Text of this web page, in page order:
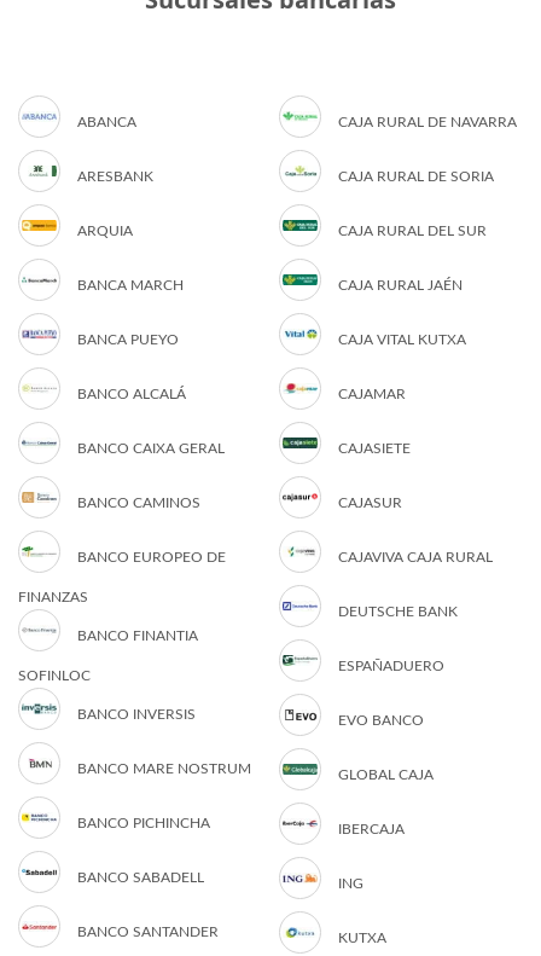
ABANCA
ARESBANK
ARQUIA
BANCA MARCH
BANCA PUEYO
BANCO ALCALÁ
BANCO CAIXA GERAL
BANCO CAMINOS
BANCO EUROPEO DE
FINANZAS
BANCO FINANTIA
SOFINLOC
BANCO INVERSIS
BANCO MARE NOSTRUM
BANCO PICHINCHA
BANCO SABADELL
BANCO SANTANDER
CAJA RURAL DE NAVARRA
CAJA RURAL DE SORIA
CAJA RURAL DEL SUR
CAJA RURAL JAÉN
CAJA VITAL KUTXA
CAJAMAR
CAJASIETE
CAJASUR
CAJAVIVA CAJA RURAL
DEUTSCHE BANK
ESPAÑADUERO
EVO BANCO
GLOBAL CAJA
IBERCAJA
ING
KUTXA